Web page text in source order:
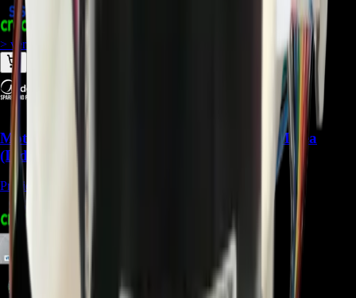
> ver_
Motor Blower 11002012001871 para Aire Midea
(Indoor) - REP-942
Precio Regular: